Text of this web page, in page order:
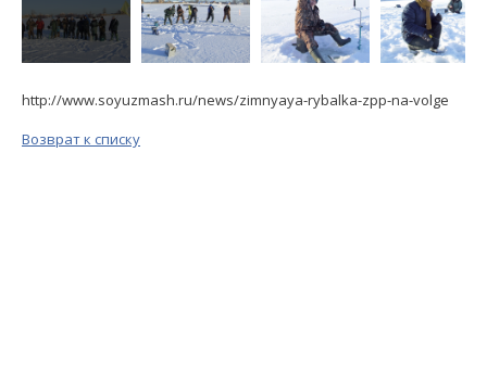
http://www.soyuzmash.ru/news/zimnyaya-rybalka-zpp-na-volge
Возврат к списку